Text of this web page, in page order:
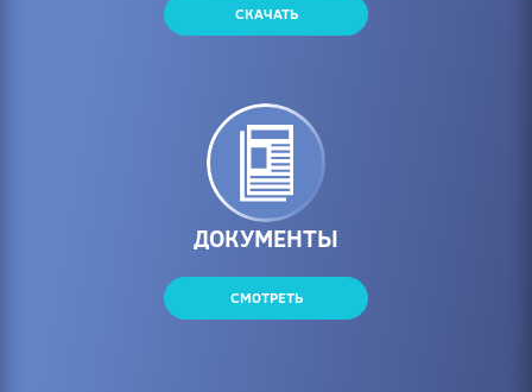
СКАЧАТЬ
ДОКУМЕНТЫ
СМОТРЕТЬ